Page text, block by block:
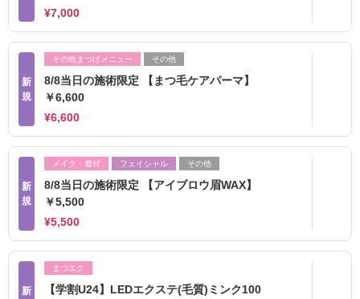
¥7,000
新
規
その他まつげメニュー その他
8/8当日の施術限定 【まつ毛ケアパーマ】
￥6,600
¥6,600
新
規
メイク・着付 フェイシャル その他
8/8当日の施術限定 【アイブロウ眉WAX】
￥5,500
¥5,500
新
まつエク
【学割U24】LEDエクステ(毛質)ミンク100